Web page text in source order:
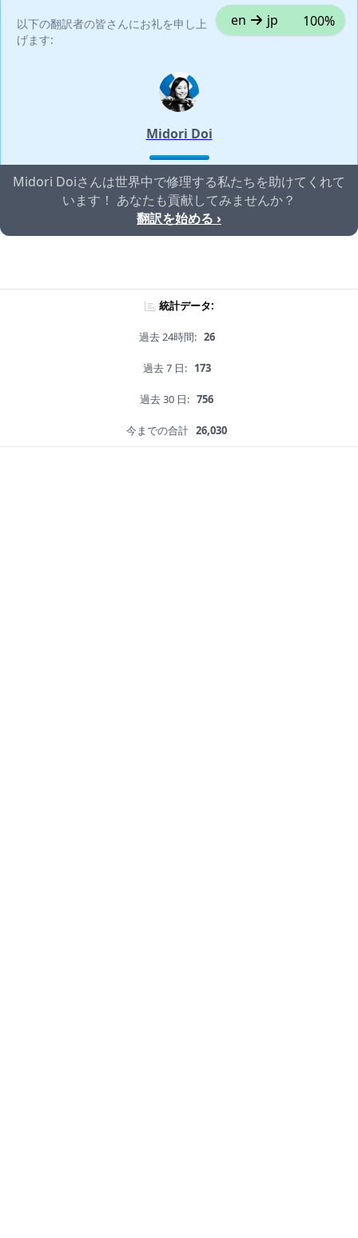
以下の翻訳者の皆さんにお礼を申し上
げます:
en jp 100%
Midori Doi
Midori Doiさんは世界中で修理する私たちを助けてくれて
います！ あなたも貢献してみませんか？
翻訳を始める ›
統計データ:
過去 24時間: 26
過去 7 日: 173
過去 30 日: 756
今までの合計 26,030